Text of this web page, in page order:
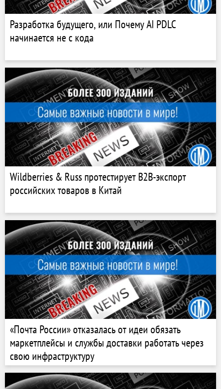
Разработка будущего, или Почему AI PDLC
начинается не с кода
Wildberries & Russ протестирует B2B-экспорт
российских товаров в Китай
«Почта России» отказалась от идеи обязать
маркетплейсы и службы доставки работать через
свою инфраструктуру